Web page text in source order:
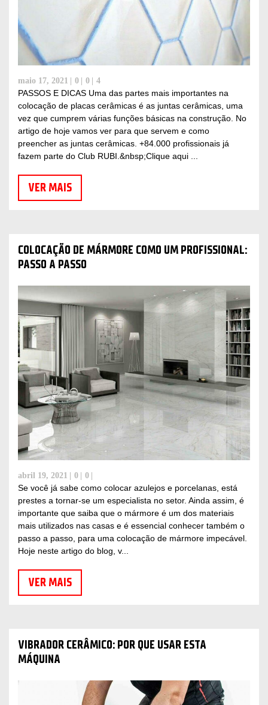
maio 17, 2021 0 0 4
PASSOS E DICAS Uma das partes mais importantes na
colocação de placas cerâmicas é as juntas cerâmicas, uma
vez que cumprem várias funções básicas na construção. No
artigo de hoje vamos ver para que servem e como
preencher as juntas cerâmicas. +84.000 profissionais já
fazem parte do Club RUBI.&nbsp;Clique aqui ...
VER MAIS
COLOCAÇÃO DE MÁRMORE COMO UM PROFISSIONAL:
PASSO A PASSO
abril 19, 2021 0 0
Se você já sabe como colocar azulejos e porcelanas, está
prestes a tornar-se um especialista no setor. Ainda assim, é
importante que saiba que o mármore é um dos materiais
mais utilizados nas casas e é essencial conhecer também o
passo a passo, para uma colocação de mármore impecável.
Hoje neste artigo do blog, v...
VER MAIS
VIBRADOR CERÂMICO: POR QUE USAR ESTA
MÁQUINA